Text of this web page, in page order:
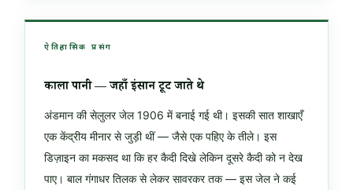
ऐतिहासिक प्रसंग
काला पानी — जहाँ इंसान टूट जाते थे
अंडमान की सेलुलर जेल 1906 में बनाई गई थी। इसकी सात शाखाएँ
एक केंद्रीय मीनार से जुड़ी थीं — जैसे एक पहिए के तीले। इस
डिज़ाइन का मकसद था कि हर कैदी दिखे लेकिन दूसरे कैदी को न देख
पाए। बाल गंगाधर तिलक से लेकर सावरकर तक — इस जेल ने कई